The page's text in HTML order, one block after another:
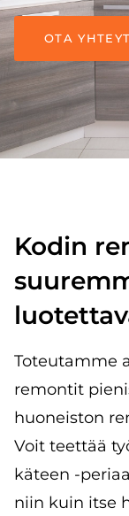
OTA
Kodin
Toteutamme
remontit
huoneiston
Voit teettää
käteen -
niin kuin itse